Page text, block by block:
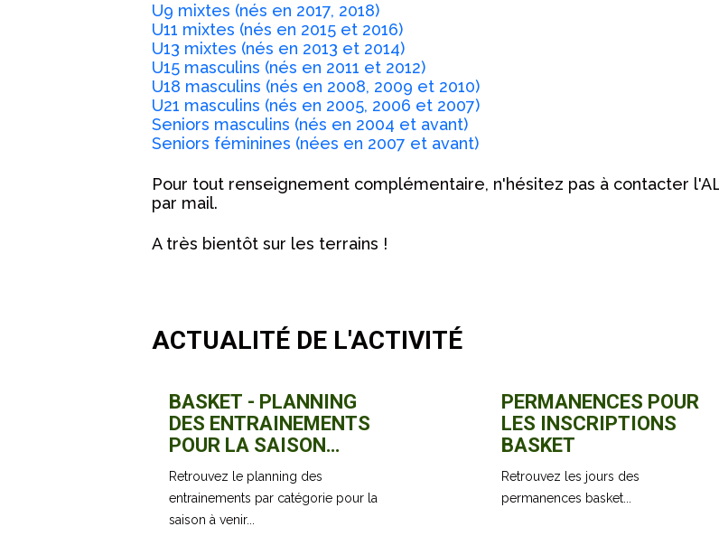
U9 mixtes (nés en 2017, 2018)
U11 mixtes (nés en 2015 et 2016)
U13 mixtes (nés en 2013 et 2014)
U15 masculins (nés en 2011 et 2012)
U18 masculins (nés en 2008, 2009 et 2010)
U21 masculins (nés en 2005, 2006 et 2007)
Seniors masculins (nés en 2004 et avant)
Seniors féminines (nées en 2007 et avant)
Pour tout renseignement complémentaire, n'hésitez pas à contacter
par mail.
A très bientôt sur les terrains !
ACTUALITÉ DE L'ACTIVITÉ
BASKET - PLANNING
DES ENTRAINEMENTS
POUR LA SAISON
2026-2027
Retrouvez le planning des
entrainements par catégorie pour la
saison à venir...
PERMANENCES POUR
LES INSCRIPTIONS
BASKET
Retrouvez les jours des
permanences basket...